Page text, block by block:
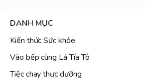
DANH MỤC
Kiến thức Sức khỏe
Vào bếp cùng Lá Tía Tô
Tiệc chay thực dưỡng